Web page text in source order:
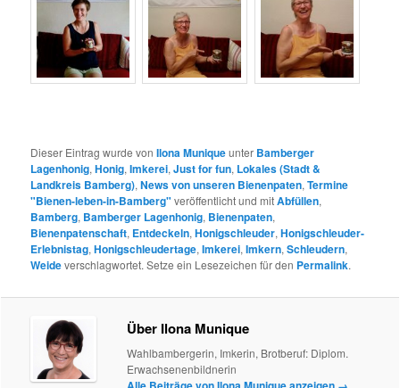
Dieser Eintrag wurde vonIlona Muniqueunter Bamberger
Lagenhonig,Honig,Imkerei,Just for fun, Lokales (Stadt &
Landkreis Bamberg),News von unseren Bienenpaten,Termine
"Bienen-leben-in-Bamberg" veröffentlicht und mitAbfüllen,
Bamberg, Bamberger Lagenhonig, Bienenpaten,
Bienenpatenschaft, Entdeckeln,Honigschleuder,Honigschleuder-
Erlebnistag,Honigschleudertage,Imkerei,Imkern,Schleudern,
Weideverschlagwortet. Setze ein Lesezeichen für den Permalink.
Über Ilona Munique
Wahlbambergerin, Imkerin, Brotberuf: Diplom.
Erwachsenenbildnerin